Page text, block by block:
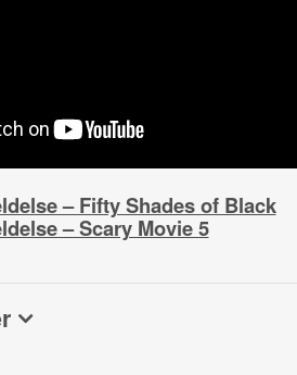
– Fifty Shades of Black
– Scary Movie 5